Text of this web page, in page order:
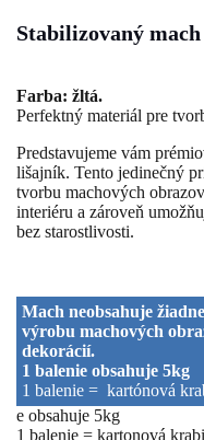
Stabilizovaný mach
Farba: žltá.
Perfektný materiál pre
Predstavujeme vám
lišajník. Tento jedinečný
tvorbu machových
interiéru a zároveň
bez starostlivosti.
Mach neobsahuje
výrobu machových
dekorácií.
1 balenie obsahuje 5kg
1 balenie = kartónová
e obsahuje 5kg
1 balenie = kartonová